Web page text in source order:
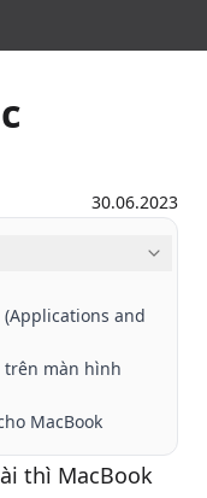
30.06.2023
and
trên màn hình
MacBook
thì MacBook